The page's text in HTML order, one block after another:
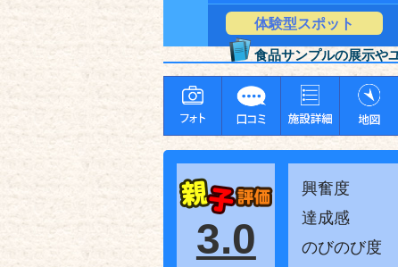
体験型スポット
食品サンプルの展示や
3.0
興奮度
達成感
のびのび度